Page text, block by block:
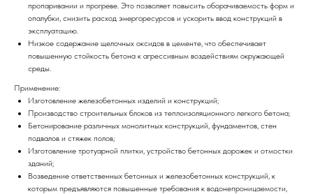
пропаривании и прогреве. Это позволяет повысить оборачиваемость форм и
опалубки, снизить расход энергоресурсов и ускорить ввод конструкций в
эксплуатацию.
Низкое содержание щелочных оксидов в цементе, что обеспечивает
повышенную стойкость бетона к агрессивным воздействиям окружающей
среды.
Применение:
Изготовление железобетонных изделий и конструкций;
Производство строительных блоков из теплоизоляционного легкого бетона;
Бетонирование различных монолитных конструкций, фундаментов, стен
подвалов и стяжек полов;
Изготовление тротуарной плитки, устройство бетонных дорожек и отмостки
зданий;
Возведение ответственных бетонных и железобетонных конструкций, к
которым предъявляются повышенные требования к водонепроницаемости,